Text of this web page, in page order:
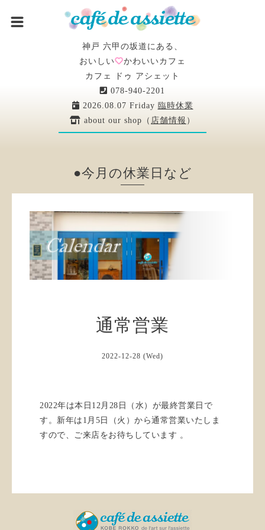
神戸 六甲の坂道にある、
おいしい
かわいいカフェ
カフェ ドゥ アシェット
078-940-2201
2026.08.07 Friday 臨時休業
about our shop（ 店舗情報 ）
●今月の休業日など
通常営業
2022-12-28 (Wed)
2022年は本日12月28日（水）が最終営業日で
す。新年は1月5日（火）から通常営業いたしま
すので、ご来店をお待ちしています 。